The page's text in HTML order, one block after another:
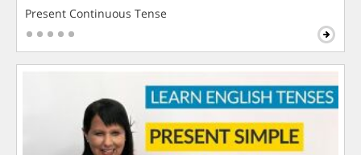
Present Continuous Tense